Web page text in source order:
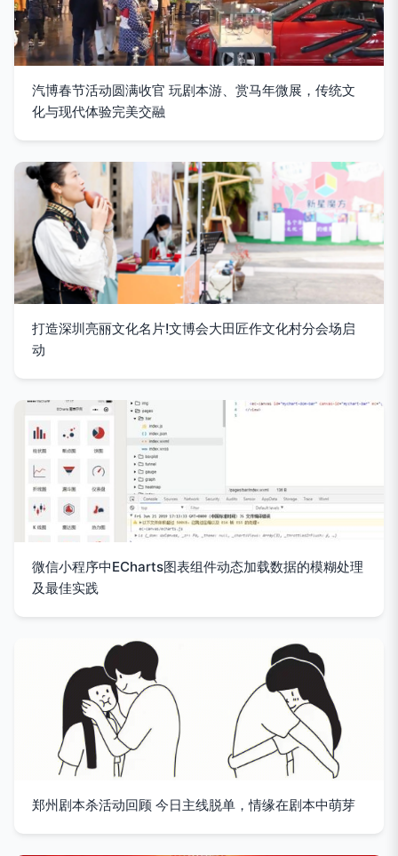
汽博春节活动圆满收官 玩剧本游、赏马年微展，传统文
化与现代体验完美交融
打造深圳亮丽文化名片!文博会大田匠作文化村分会场启
动
微信小程序中ECharts图表组件动态加载数据的模糊处理
及最佳实践
郑州剧本杀活动回顾 今日主线脱单，情缘在剧本中萌芽